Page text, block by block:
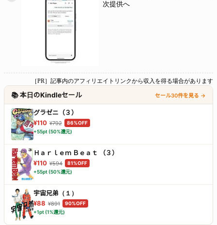
次提供へ
［PR］記事内のアフィリエイトリンクから収入を得る場合があります
📚 本日のKindleセール セール30件を見る →
グラゼニ（３）
¥110 ¥792
86%OFF
+55pt (50%還元)
Ｈａｒｌｅｍ Ｂｅａｔ （３）
¥110 ¥594
81%OFF
+55pt (50%還元)
宇宙兄弟（１）
¥88 ¥891
90%OFF
+1pt (1%還元)